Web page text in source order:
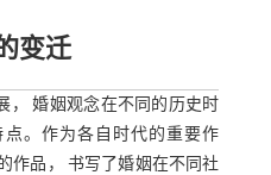
变迁
， 婚姻观念在不同的历史时
。作为各自时代的重要作
作品， 书写了婚姻在不同社